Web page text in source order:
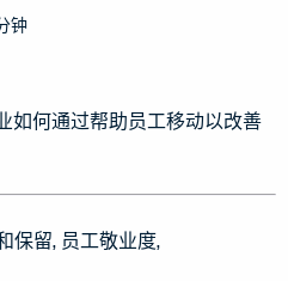
钟
如何通过帮助员工移动以改善
保留 员工敬业度